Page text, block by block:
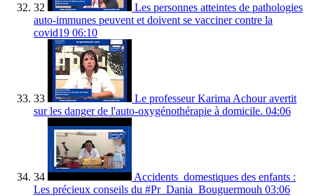
32
Les personnes atteintes de pathologies
auto-immunes peuvent et doivent se vacciner contre la
covid19 06:10
33
Le professeur Karima Achour avertit
sur les danger de l'auto-oxygénothérapie à domicile. 04:06
34
Accidents_domestiques des enfants :
Les précieux conseils du #Pr_Dania_Bouguermouh 03:06